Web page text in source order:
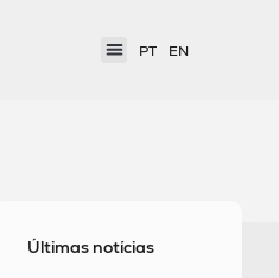
PT EN
Últimas notícias